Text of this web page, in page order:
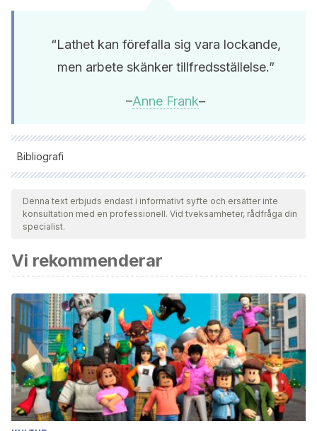
“Lathet kan förefalla sig vara lockande,
men arbete skänker tillfredsställelse.”
–Anne Frank–
Bibliografi
Samtliga citerade källor har granskats noggrant av vårt team
för att säkerställa deras kvalitet, tillförlitlighet, aktualitet och
giltighet. Bibliografin för denna artikel ansågs vara tillförlitlig
Díaz, G. (1987). Cómo tirar la casa por la ventana, de la
desidia. Chile Vive: memoria activa, 34-37.
Denna text erbjuds endast i informativt syfte och ersätter inte
konsultation med en professionell. Vid tveksamheter, rådfråga din
specialist.
Vi rekommenderar